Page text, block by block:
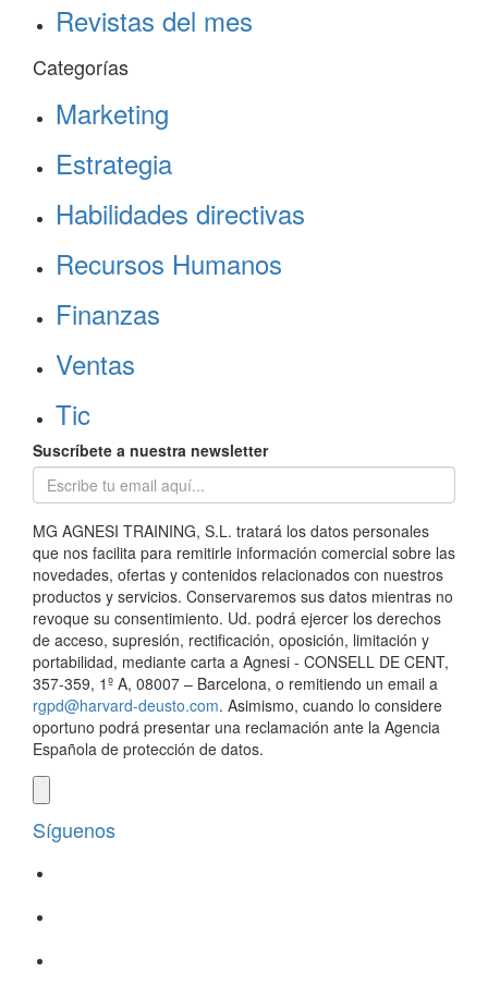
Revistas del mes
Categorías
Marketing
Estrategia
Habilidades directivas
Recursos Humanos
Finanzas
Ventas
Tic
Suscríbete a nuestra newsletter
MG AGNESI TRAINING, S.L. tratará los datos personales
que nos facilita para remitirle información comercial sobre las
novedades, ofertas y contenidos relacionados con nuestros
productos y servicios. Conservaremos sus datos mientras no
revoque su consentimiento. Ud. podrá ejercer los derechos
de acceso, supresión, rectificación, oposición, limitación y
portabilidad, mediante carta a Agnesi - CONSELL DE CENT,
357-359, 1º A, 08007 – Barcelona, o remitiendo un email a
rgpd@harvard-deusto.com. Asimismo, cuando lo considere
oportuno podrá presentar una reclamación ante la Agencia
Española de protección de datos.
Síguenos